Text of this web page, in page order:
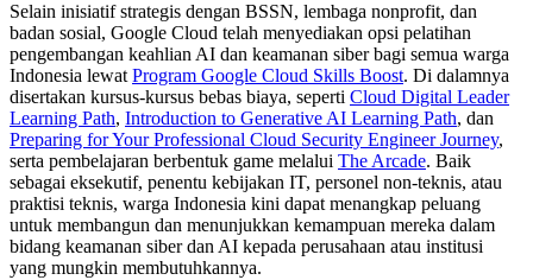
Selain inisiatif strategis dengan BSSN, lembaga nonprofit, dan
badan sosial, Google Cloud telah menyediakan opsi pelatihan
pengembangan keahlian AI dan keamanan siber bagi semua warga
Indonesia lewatProgram Google Cloud Skills Boost. Di dalamnya
disertakan kursus-kursus bebas biaya, seperti Cloud Digital Leader
Learning Path, Introduction to Generative AI Learning Path, dan
Preparing for Your Professional Cloud Security Engineer Journey,
serta pembelajaran berbentuk game melalui The Arcade. Baik
sebagai eksekutif, penentu kebijakan IT, personel non-teknis, atau
praktisi teknis, warga Indonesia kini dapat menangkap peluang
untuk membangun dan menunjukkan kemampuan mereka dalam
bidang keamanan siber dan AI kepada perusahaan atau institusi
yang mungkin membutuhkannya.